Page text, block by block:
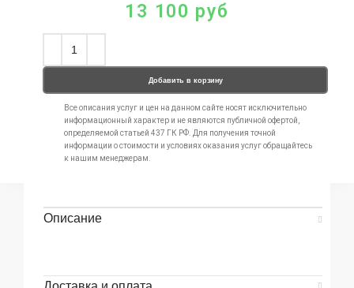
13 100 руб
Добавить в корзину
Все описания услуг и цен на данном сайте носят исключительно
информационный характер и не являются публичной офертой,
определяемой статьей 437 ГК РФ. Для получения точной
информации о стоимости и условиях оказания услуг обращайтесь
к нашим менеджерам.
Описание